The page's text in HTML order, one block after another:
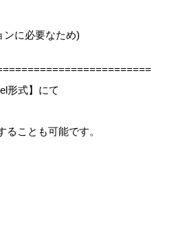
ンに必要なため)
形式】にて
ことも可能です。